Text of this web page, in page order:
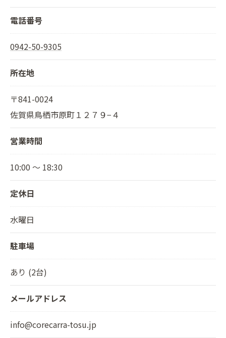
電話番号
0942-50-9305
所在地
〒841-0024
佐賀県鳥栖市原町１２７９−４
営業時間
10:00 ～ 18:30
定休日
水曜日
駐車場
あり (2台)
メールアドレス
info@corecarra-tosu.jp